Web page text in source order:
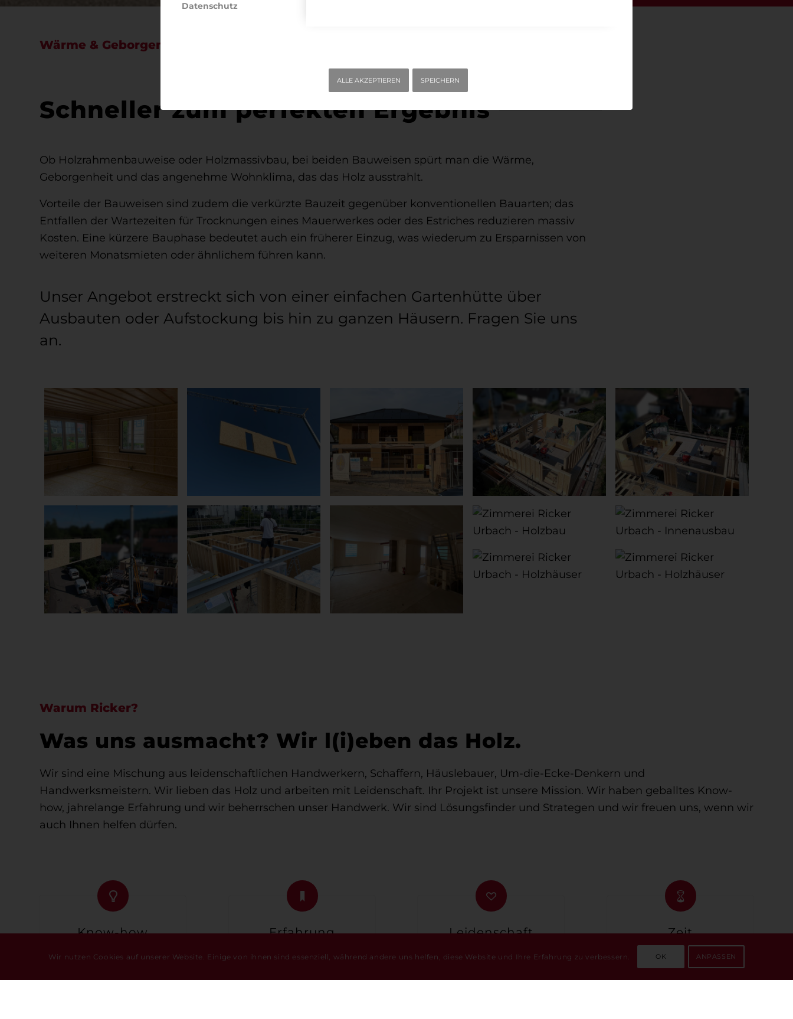
Datenschutz
ALLE AKZEPTIEREN SPEICHERN
Wärme & Geborgenheit
Schneller zum perfekten Ergebnis
Ob Holzrahmenbauweise oder Holzmassivbau, bei beiden Bauweisen spürt man die Wärme,
Geborgenheit und das angenehme Wohnklima, das das Holz ausstrahlt.
Vorteile der Bauweisen sind zudem die verkürzte Bauzeit gegenüber konventionellen Bauarten; das
Entfallen der Wartezeiten für Trocknungen eines Mauerwerkes oder des Estriches reduzieren massiv
Kosten. Eine kürzere Bauphase bedeutet auch ein früherer Einzug, was wiederum zu Ersparnissen von
weiteren Monatsmieten oder ähnlichem führen kann.
Unser Angebot erstreckt sich von einer einfachen Gartenhütte über
Ausbauten oder Aufstockung bis hin zu ganzen Häusern. Fragen Sie uns
an.
Warum Ricker?
Was uns ausmacht? Wir l(i)eben das Holz.
Wir sind eine Mischung aus leidenschaftlichen Handwerkern, Schaffern, Häuslebauer, Um-die-Ecke-Denkern und
Handwerksmeistern. Wir lieben das Holz und arbeiten mit Leidenschaft. Ihr Projekt ist unsere Mission. Wir haben geballtes Know-
how, jahrelange Erfahrung und wir beherrschen unser Handwerk. Wir sind Lösungsfinder und Strategen und wir freuen uns, wenn wir
auch Ihnen helfen dürfen.
Know-how Erfahrung Leidenschaft Zeit
Wir nutzen Cookies auf unserer Website. Einige von ihnen sind essenziell, während andere uns helfen, diese Website und Ihre Erfahrung zu verbessern. OK ANPASSEN